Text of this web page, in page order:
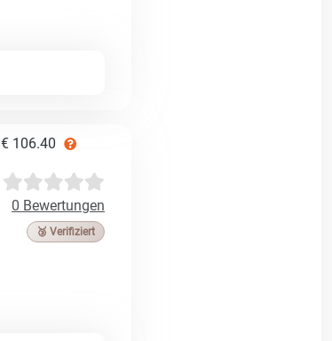
€ 106.40
0 Bewertungen
🥉 Verifiziert